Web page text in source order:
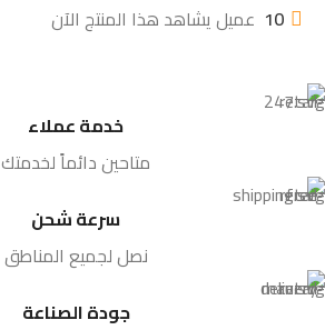
10 عميل يشاهد هذا المنتج الآن
خدمة عملاء
متاحين دائماً لخدمتك
سرعة شحن
نصل لجميع المناطق
جودة الصناعة